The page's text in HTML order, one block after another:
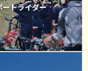
ートライダー